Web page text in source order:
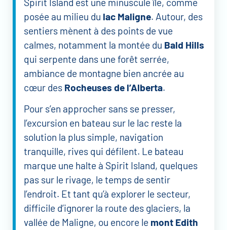
posée au milieu du lac Maligne. Autour, des
sentiers mènent à des points de vue
calmes, notamment la montée du Bald Hills
qui serpente dans une forêt serrée,
ambiance de montagne bien ancrée au
cœur des Rocheuses de l’Alberta.
Pour s’en approcher sans se presser,
l’excursion en bateau sur le lac reste la
solution la plus simple, navigation
tranquille, rives qui défilent. Le bateau
marque une halte à Spirit Island, quelques
pas sur le rivage, le temps de sentir
l’endroit. Et tant qu’à explorer le secteur,
difficile d’ignorer la route des glaciers, la
vallée de Maligne, ou encore le mont Edith